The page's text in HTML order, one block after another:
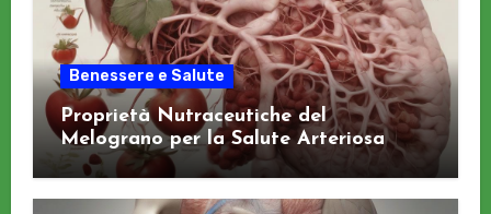
Benessere e Salute
Proprietà Nutraceutiche del
Melograno per la Salute Arteriosa